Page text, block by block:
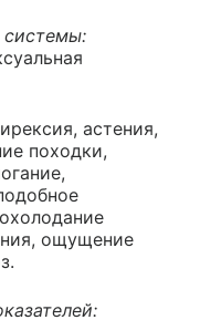
системы:
астения,
походки,
ощущение